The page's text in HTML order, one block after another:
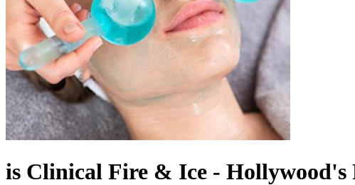
is Clinical Fire & Ice - Hollywood's